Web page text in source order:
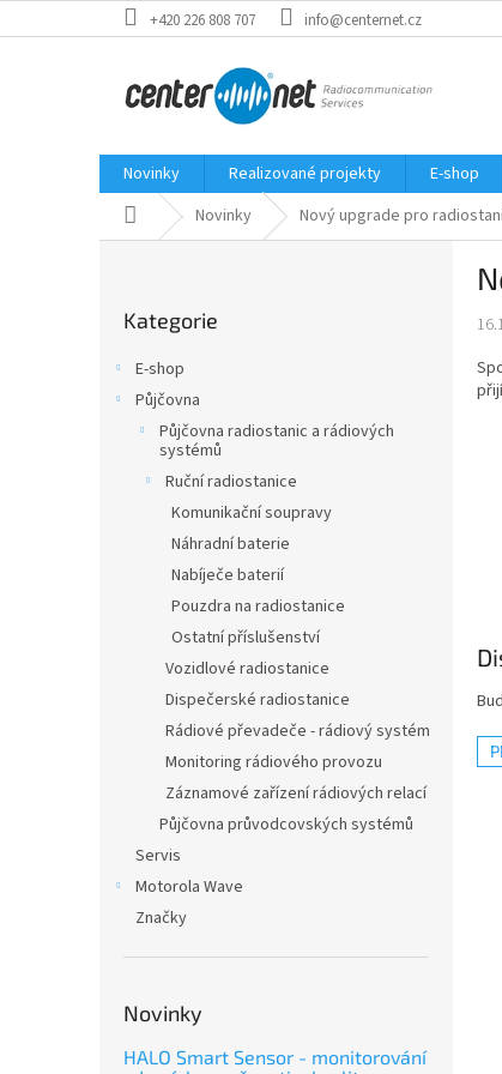
na
+420 226 808 707 info@centernet.cz
Novinky Realizované projekty E-shop
Domů Novinky Nový upgrade pro
kategorie
Kategorie
E-shop
Půjčovna
Půjčovna radiostanic a rádiových
systémů
Ruční radiostanice
Komunikační soupravy
Náhradní baterie
Nabíječe baterií
Pouzdra na radiostanice
Ostatní příslušenství
Vozidlové radiostanice
Dispečerské radiostanice
Rádiové převadeče - rádiový systém
Monitoring rádiového provozu
Záznamové zařízení rádiových relací
Půjčovna průvodcovských systémů
Servis
Motorola Wave
Značky
Novinky
HALO Smart Sensor - monitorování